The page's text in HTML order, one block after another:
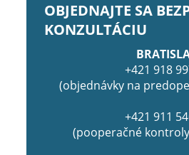
OBJEDNAJTE SA
KONZULTÁCIU
+421 918
(objednávky na
+421 911
(pooperačné